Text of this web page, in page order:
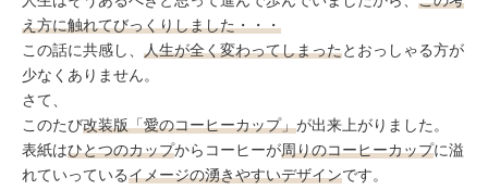
え方に触れてびっくりしました・・・
この話に共感し、 人生が全く変わってしまったとおっしゃる方が
少なくありません。
さて、
このたび改装版「愛のコーヒーカップ」が出来上がりました。
表紙はひとつのカップからコーヒーが周りのコーヒーカップに溢
れていっているイメージの湧きやすいデザインです。